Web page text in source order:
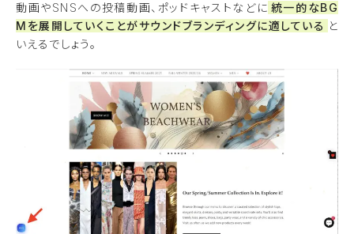
動画やSNSへの投稿動画、ポッドキャストなどに 統一的なBG
Mを展開していくことがサウンドブランディングに適している と
いえるでしょう。